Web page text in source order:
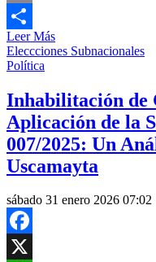
Email
Compartir
Leer Más
Eleccciones Subnacionales
Política
Inhabilitación de
Aplicación de la
007/2025: Un
Uscamayta
sábado 31 enero 2026 07:02
Facebook